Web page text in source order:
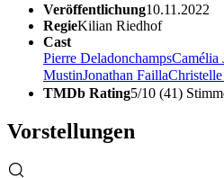
Veröffentlichung10.11.2022
RegieKilian Riedhof
Cast
Pierre DeladonchampsCamélia
MustinJonathan Failla
TMDb Rating5/10 (41)
Vorstellungen